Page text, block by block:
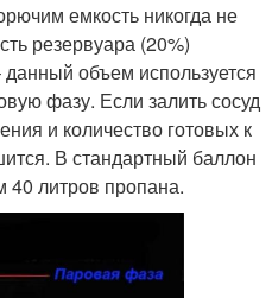
емкость никогда не
резервуара (20%)
объем используется
фазу. Если залить сосуд
и количество готовых к
В стандартный баллон
40 литров пропана.